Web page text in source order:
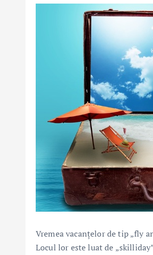
Vremea vacanțelor de tip „fly
Locul lor este luat de